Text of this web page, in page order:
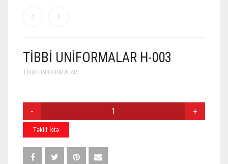
TIBBI UNIFORMALAR H-003
TIBBI UNIFORMALAR
Təklif İstə